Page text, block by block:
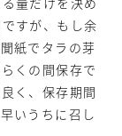
すが、もし余
紙でタラの芽
くの間保存で
く、保存期間
いうちに召し